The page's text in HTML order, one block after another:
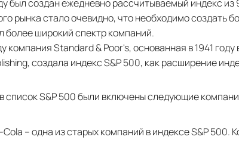
был создан ежедневно рассчитываемый индекс
рынка стало очевидно, что необходимо создать
более широкий спектр компаний.
компания Standard & Poor's, основанная в 1941
создала индекс S&P 500, как расширение
список S&P 500 были включены следующие
– одна из старых компаний в индексе S&P 500.